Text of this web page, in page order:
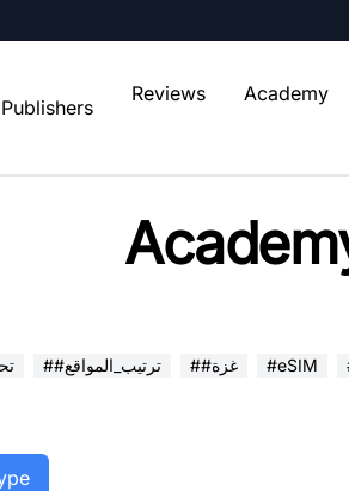
Publishers
Reviews Academy
##ترتيب_المواقع ##غزة #eSIM